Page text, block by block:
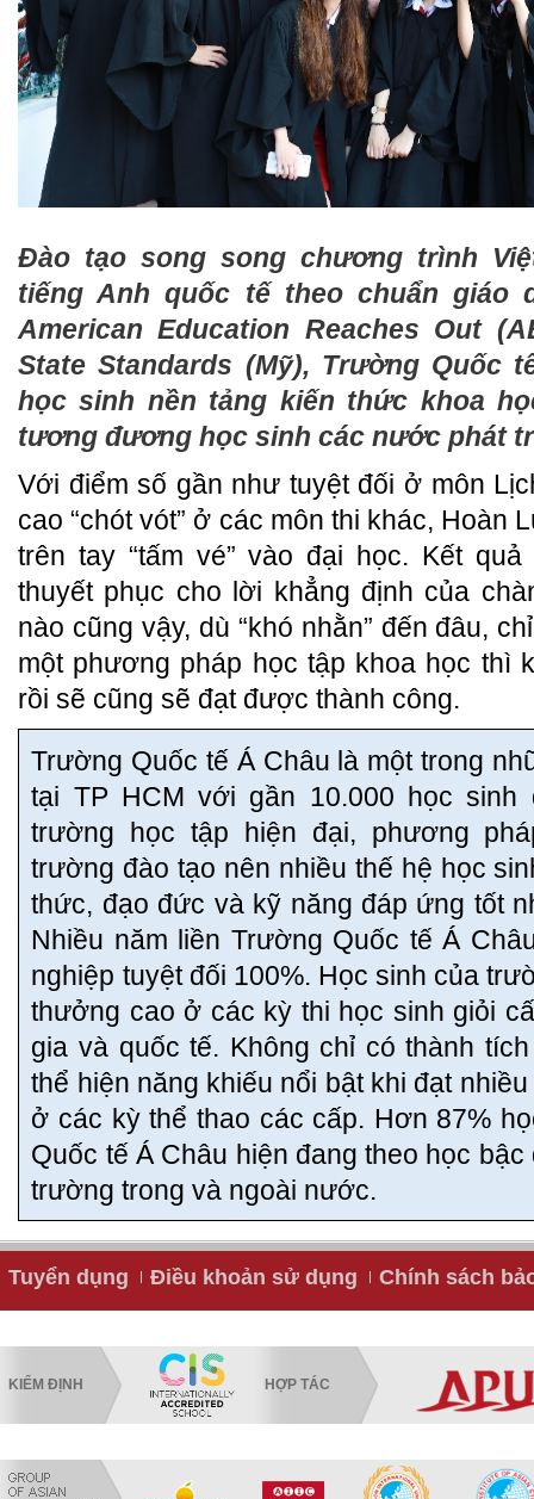
Đào tạo song song chương trình
tiếng Anh quốc tế theo chuẩn giáo
American Education Reaches Out
State Standards (Mỹ), Trường Quốc
học sinh nền tảng kiến thức khoa
tương đương học sinh các nước phát
Với điểm số gần như tuyệt đối ở môn
cao “chót vót” ở các môn thi khác, Hoàn
trên tay “tấm vé” vào đại học. Kết
thuyết phục cho lời khẳng định của
nào cũng vậy, dù “khó nhằn” đến đâu,
một phương pháp học tập khoa học thì
rồi sẽ cũng sẽ đạt được thành công.
Trường Quốc tế Á Châu là một trong
tại TP HCM với gần 10.000 học sinh
trường học tập hiện đại, phương
trường đào tạo nên nhiều thế hệ học
thức, đạo đức và kỹ năng đáp ứng tốt
Nhiều năm liền Trường Quốc tế Á
nghiệp tuyệt đối 100%. Học sinh của
thưởng cao ở các kỳ thi học sinh giỏi
gia và quốc tế. Không chỉ có thành
thể hiện năng khiếu nổi bật khi đạt
ở các kỳ thể thao các cấp. Hơn 87%
Quốc tế Á Châu hiện đang theo học
trường trong và ngoài nước.
Tuyển dụng Điều khoản sử dụng Chính sách
KIỂM ĐỊNH HỢP TÁC